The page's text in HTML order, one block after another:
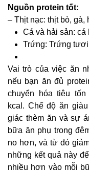
Nguồn protein tốt:
– Thịt nạc: thịt bò, gà,
Cá và hải sản: cá
Trứng: Trứng
Vai trò của việc ăn
nếu bạn ăn đủ
chuyển hóa tiêu
kcal. Chế độ ăn
giác thèm ăn và sự
bữa ăn phụ trong
no hơn, và từ đó
những kết quả này
nhiều hơn vào mỗi